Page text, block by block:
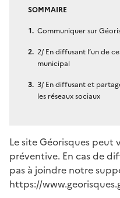
SOMMAIRE
Communiquer sur
2/ En diffusant l’un de
municipal
3/ En diffusant et
les réseaux sociaux
Le site Géorisques peut
préventive. En cas de
pas à joindre notre
https://